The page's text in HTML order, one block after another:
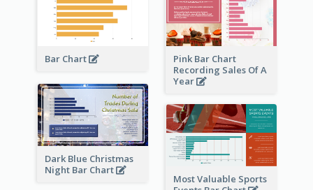
Bar Chart
Pink Bar Chart
Recording Sales Of A
Year
Dark Blue Christmas
Night Bar Chart
Most Valuable Sports